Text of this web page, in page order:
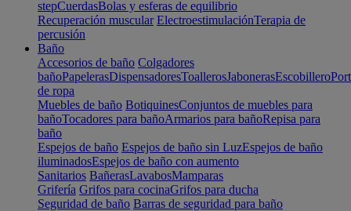
stepCuerdasBolas y esferas de equilibrio
Recuperación muscular ElectroestimulaciónTerapia de
percusión
Baño
Accesorios de baño Colgadores
bañoPapelerasDispensadoresToallerosJabonerasEscobillero
de ropa
Muebles de baño BotiquinesConjuntos de muebles para
bañoTocadores para bañoArmarios para bañoRepisa para
baño
Espejos de baño Espejos de baño sin LuzEspejos de baño
iluminadosEspejos de baño con aumento
Sanitarios BañerasLavabosMamparas
Grifería Grifos para cocinaGrifos para ducha
Seguridad de baño Barras de seguridad para baño